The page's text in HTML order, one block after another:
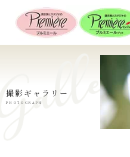
撮影ギャラリー
PHOTOGRAPH